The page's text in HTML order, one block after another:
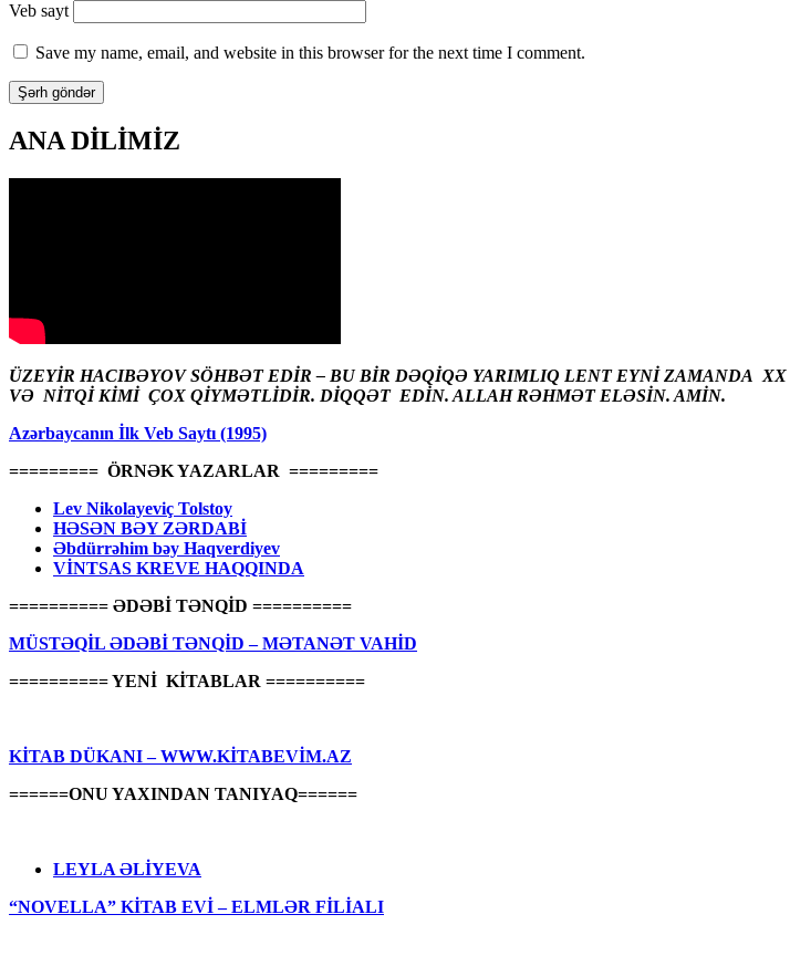
Veb sayt
Save my name, email, and website in this browser for the next time I comment.
ANA DİLİMİZ
ÜZEYİR HACIBƏYOV SÖHBƏT EDİR – BU BİR DƏQİQƏ YARIMLIQ LENT EYNİ ZAMANDA
VƏ NİTQİ KİMİ ÇOX QİYMƏTLİDİR. DİQQƏT EDİN. ALLAH RƏHMƏT ELƏSİN. AMİN.
Azərbaycanın İlk Veb Saytı (1995)
========= ÖRNƏK YAZARLAR =========
Lev Nikolayeviç Tolstoy
HƏSƏN BƏY ZƏRDABİ
Əbdürrəhim bəy Haqverdiyev
VİNTSAS KREVE HAQQINDA
========== ƏDƏBİ TƏNQİD ==========
MÜSTƏQİL ƏDƏBİ TƏNQİD – MƏTANƏT VAHİD
========== YENİ KİTABLAR ==========
KİTAB DÜKANI – WWW.KİTABEVİM.AZ
======ONU YAXINDAN TANIYAQ======
LEYLA ƏLİYEVA
“NOVELLA” KİTAB EVİ – ELMLƏR FİLİALI